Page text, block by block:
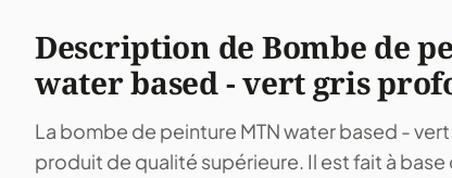
Description de Bombe de
water based - vert gris
La bombe de peinture MTN water based -
produit de qualité supérieure. Il est fait à